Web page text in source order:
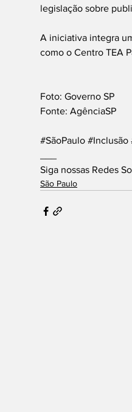
legislação sobre
A iniciativa integra
como o Centro TEA
Foto: Governo SP
Fonte: AgênciaSP
#SãoPaulo #Inclusão
Siga nossas Redes
São Paulo